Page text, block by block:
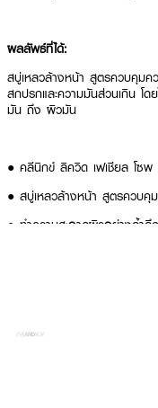
ผลลัพธ์ที่ได้:
สบู่เหลวล้างหน้า สูตรควบคุม
สกปรกและความมันส่วนเกิน โ
มัน ถึง ผิวมัน
● คลีนิกข์ ลิควิด เฟเชียล โซ
● สบู่เหลวล้างหน้า สูตรควบคุ
● ทำความสะอาดผิวอย่างล้ำลึก